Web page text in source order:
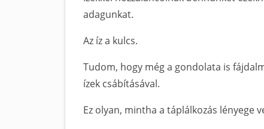
adagunkat.
Az íz a kulcs.
Tudom, hogy még a gondolata is
ízek csábításával.
Ez olyan, mintha a táplálkozás lényege